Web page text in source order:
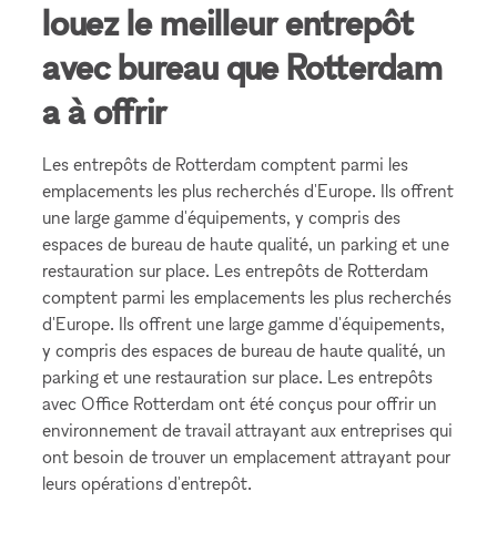
louez le meilleur entrepôt
avec bureau que Rotterdam
a à offrir
Les entrepôts de Rotterdam comptent parmi les
emplacements les plus recherchés d'Europe. Ils offrent
une large gamme d'équipements, y compris des
espaces de bureau de haute qualité, un parking et une
restauration sur place. Les entrepôts de Rotterdam
comptent parmi les emplacements les plus recherchés
d'Europe. Ils offrent une large gamme d'équipements,
y compris des espaces de bureau de haute qualité, un
parking et une restauration sur place. Les entrepôts
avec Office Rotterdam ont été conçus pour offrir un
environnement de travail attrayant aux entreprises qui
ont besoin de trouver un emplacement attrayant pour
leurs opérations d'entrepôt.